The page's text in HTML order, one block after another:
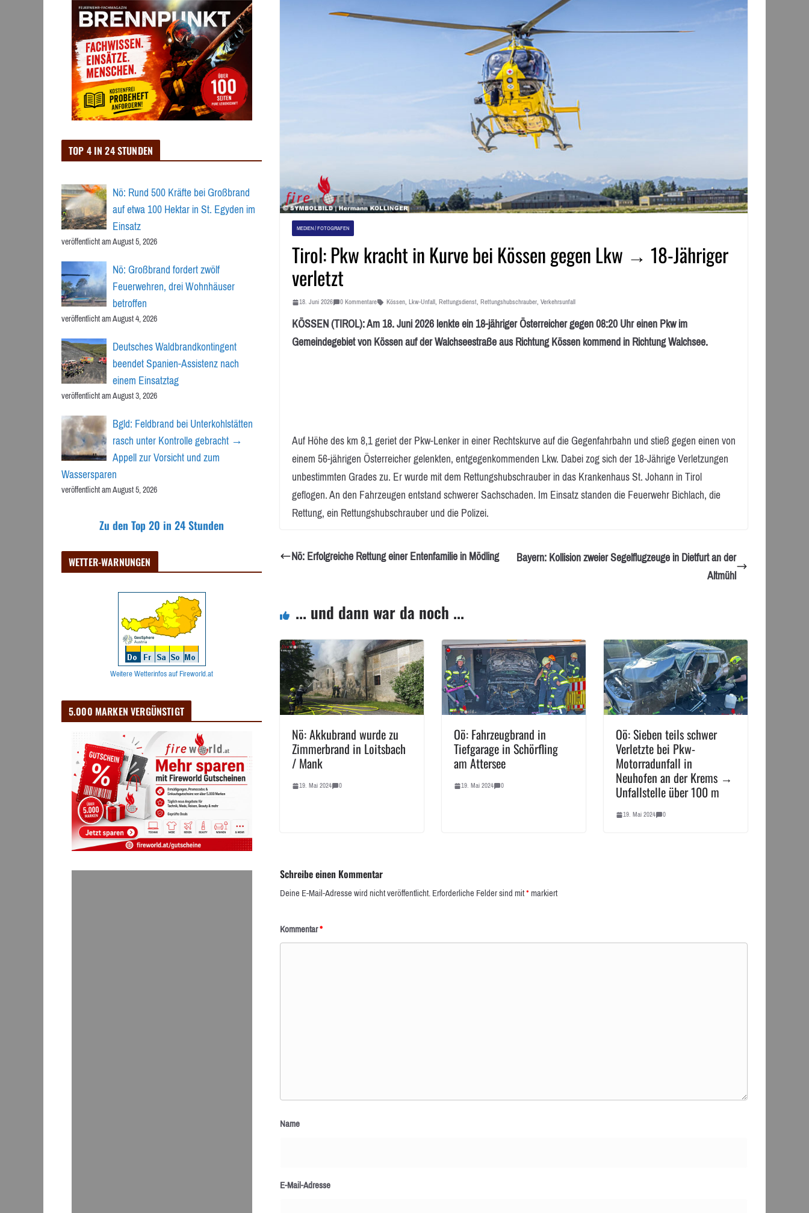
MEDIEN / FOTOGRAFEN
Tirol: Pkw kracht in Kurve bei Kössen gegen Lkw → 18-Jähriger
verletzt
18. Juni 2026 0 Kommentare Kössen, Lkw-Unfall, Rettungsdienst, Rettungshubschrauber, Verkehrsunfall
KÖSSEN (TIROL): Am 18. Juni 2026 lenkte ein 18-jähriger Österreicher gegen 08:20 Uhr einen Pkw im
Gemeindegebiet von Kössen auf der Walchseestraße aus Richtung Kössen kommend in Richtung Walchsee.
Auf Höhe des km 8,1 geriet der Pkw-Lenker in einer Rechtskurve auf die Gegenfahrbahn und stieß gegen einen von
einem 56-jährigen Österreicher gelenkten, entgegenkommenden Lkw. Dabei zog sich der 18-Jährige Verletzungen
unbestimmten Grades zu. Er wurde mit dem Rettungshubschrauber in das Krankenhaus St. Johann in Tirol
geflogen. An den Fahrzeugen entstand schwerer Sachschaden. Im Einsatz standen die Feuerwehr Bichlach, die
Rettung, ein Rettungshubschrauber und die Polizei.
Nö: Erfolgreiche Rettung einer Entenfamilie in Mödling
Bayern: Kollision zweier Segelflugzeuge in Dietfurt an der
Altmühl
... und dann war da noch ...
Nö: Akkubrand wurde zu
Zimmerbrand in Loitsbach
/ Mank
19. Mai 2024 0
Oö: Fahrzeugbrand in
Tiefgarage in Schörfling
am Attersee
19. Mai 2024 0
Oö: Sieben teils schwer
Verletzte bei Pkw-
Motorradunfall in
Neuhofen an der Krems →
Unfallstelle über 100 m
19. Mai 2024 0
Schreibe einen Kommentar
Deine E-Mail-Adresse wird nicht veröffentlicht.Erforderliche Felder sind mit*markiert
Kommentar*
Name
E-Mail-Adresse
TOP 4 IN 24 STUNDEN
Nö: Rund 500 Kräfte bei Großbrand
auf etwa 100 Hektar in St. Egyden im
Einsatz
veröffentlicht am August 5, 2026
Nö: Großbrand fordert zwölf
Feuerwehren, drei Wohnhäuser
betroffen
veröffentlicht am August 4, 2026
Deutsches Waldbrandkontingent
beendet Spanien-Assistenz nach
einem Einsatztag
veröffentlicht am August 3, 2026
Bgld: Feldbrand bei Unterkohlstätten
rasch unter Kontrolle gebracht →
Appell zur Vorsicht und zum
Wassersparen
veröffentlicht am August 5, 2026
Zu den Top 20 in 24 Stunden
WETTER-WARNUNGEN
Weitere Wetterinfos auf Fireworld.at
5.000 MARKEN VERGÜNSTIGT